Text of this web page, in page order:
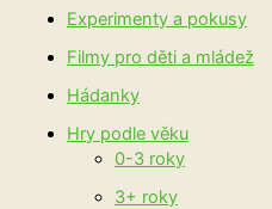
Experimenty a pokusy
Filmy pro děti a mládež
Hádanky
Hry podle věku
0-3 roky
3+ roky